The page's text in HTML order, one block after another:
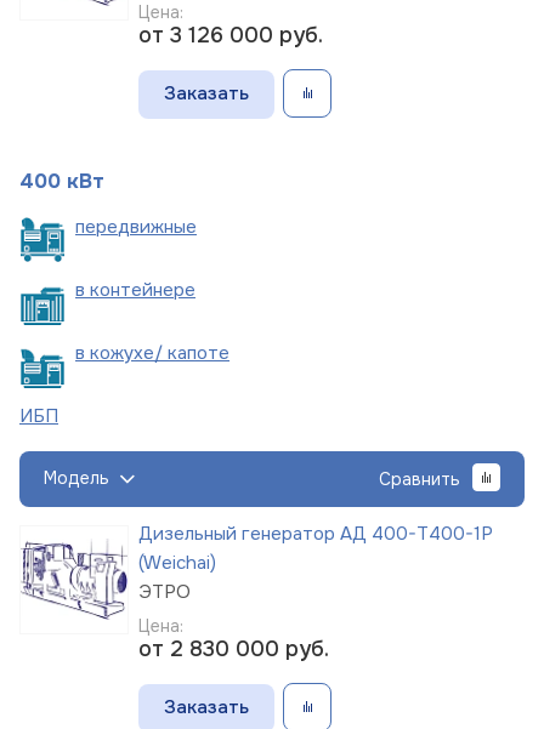
Цена:
от 3 126 000 руб.
Заказать
400 кВт
передвижные
в контейнере
в кожухе/ капоте
ИБП
Модель Сравнить
Дизельный генератор АД 400-Т400-1Р
(Weichai)
ЭТРО
Цена:
от 2 830 000 руб.
Заказать